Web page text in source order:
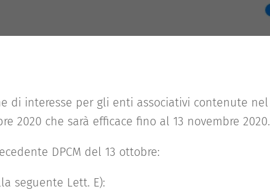
di interesse per gli enti associativi contenute nel
2020 che sarà efficace fino al 13 novembre 2020.
DPCM del 13 ottobre:
seguente Lett. E):